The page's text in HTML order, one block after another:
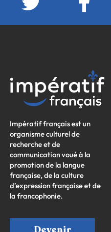
Impératif français est un
organisme culturel de
recherche et de
communication voué à la
promotion de la langue
française, de la culture
d’expression française et de
la francophonie.